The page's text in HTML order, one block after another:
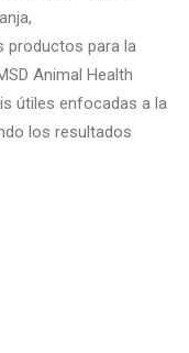
productos para la
Animal Health
útiles enfocadas a la
los resultados